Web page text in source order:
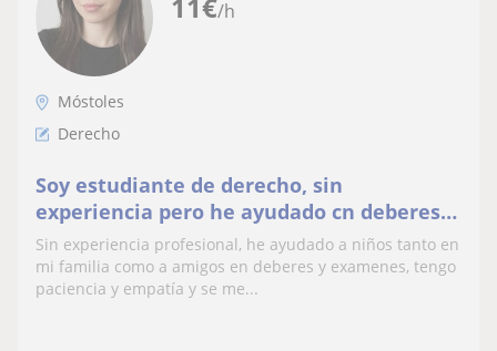
/h
Móstoles
Derecho
Soy estudiante de derecho, sin
experiencia pero he ayudado cn deberes a
familia durante su infancia
Sin experiencia profesional, he ayudado a niños tanto en
mi familia como a amigos en deberes y examenes, tengo
paciencia y empatía y se me...